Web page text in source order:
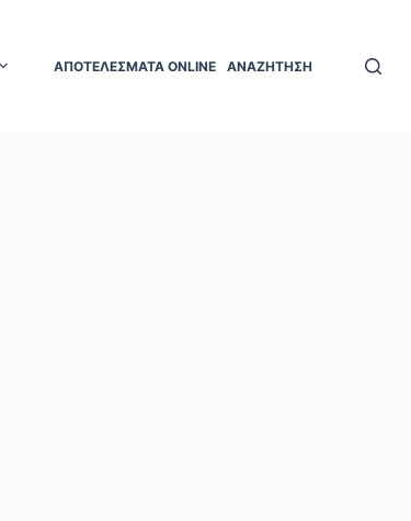
ΑΠΟΤΕΛΕΣΜΑΤΑ ONLINE ΑΝΑΖΗΤΗΣΗ